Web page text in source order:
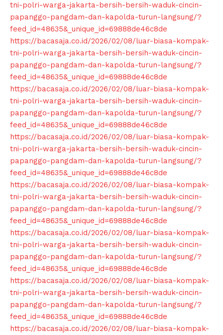
tni-polri-warga-jakarta-bersih-bersih-waduk-cincin-
papanggo-pangdam-dan-kapolda-turun-langsung/?
feed_id=48635&_unique_id=69888de46c8de
https://bacasaja.co.id/2026/02/08/luar-biasa-kompak-
tni-polri-warga-jakarta-bersih-bersih-waduk-cincin-
papanggo-pangdam-dan-kapolda-turun-langsung/?
feed_id=48635&_unique_id=69888de46c8de
https://bacasaja.co.id/2026/02/08/luar-biasa-kompak-
tni-polri-warga-jakarta-bersih-bersih-waduk-cincin-
papanggo-pangdam-dan-kapolda-turun-langsung/?
feed_id=48635&_unique_id=69888de46c8de
https://bacasaja.co.id/2026/02/08/luar-biasa-kompak-
tni-polri-warga-jakarta-bersih-bersih-waduk-cincin-
papanggo-pangdam-dan-kapolda-turun-langsung/?
feed_id=48635&_unique_id=69888de46c8de
https://bacasaja.co.id/2026/02/08/luar-biasa-kompak-
tni-polri-warga-jakarta-bersih-bersih-waduk-cincin-
papanggo-pangdam-dan-kapolda-turun-langsung/?
feed_id=48635&_unique_id=69888de46c8de
https://bacasaja.co.id/2026/02/08/luar-biasa-kompak-
tni-polri-warga-jakarta-bersih-bersih-waduk-cincin-
papanggo-pangdam-dan-kapolda-turun-langsung/?
feed_id=48635&_unique_id=69888de46c8de
https://bacasaja.co.id/2026/02/08/luar-biasa-kompak-
tni-polri-warga-jakarta-bersih-bersih-waduk-cincin-
papanggo-pangdam-dan-kapolda-turun-langsung/?
feed_id=48635&_unique_id=69888de46c8de
https://bacasaja.co.id/2026/02/08/luar-biasa-kompak-